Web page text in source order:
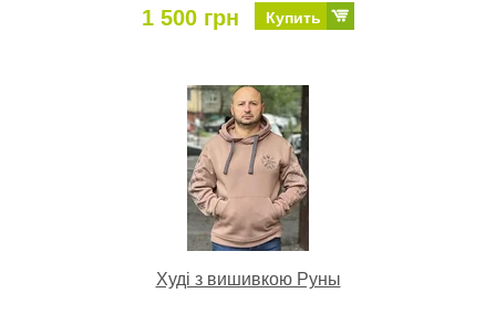
1 500 грн Купить
Худі з вишивкою Руны